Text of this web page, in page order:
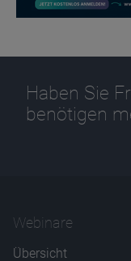
Haben Sie
benötigen
Webinare
Übersicht